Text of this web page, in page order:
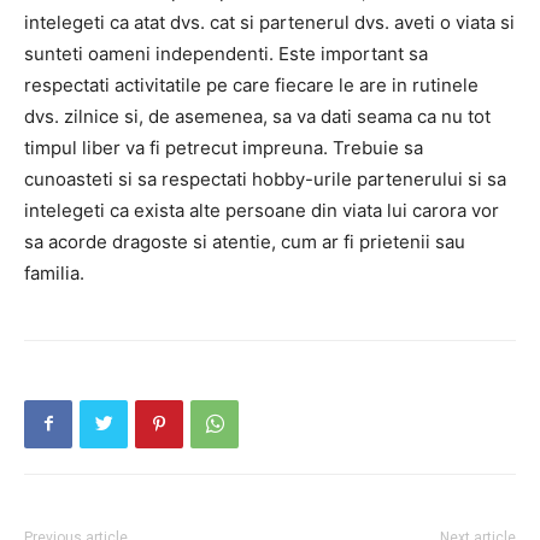
intelegeti ca atat dvs. cat si partenerul dvs. aveti o viata si
sunteti oameni independenti. Este important sa
respectati activitatile pe care fiecare le are in rutinele
dvs. zilnice si, de asemenea, sa va dati seama ca nu tot
timpul liber va fi petrecut impreuna. Trebuie sa
cunoasteti si sa respectati hobby-urile partenerului si sa
intelegeti ca exista alte persoane din viata lui carora vor
sa acorde dragoste si atentie, cum ar fi prietenii sau
familia.